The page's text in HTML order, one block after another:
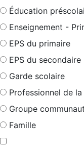
Éducation
Enseignement -
EPS du primaire
EPS du secondaire
Garde scolaire
Professionnel de
Groupe
Famille